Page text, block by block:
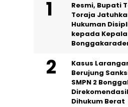
Resmi, Bupati
Toraja
Hukuman
kepada Kepala
Kasus
Berujung
SMPN 2
Dihukum Berat